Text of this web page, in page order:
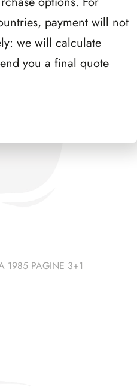
1985 PAGINE 3+1
payment will not
we will calculate
you a final quote